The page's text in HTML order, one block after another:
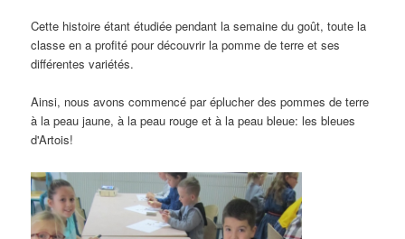
Cette histoire étant étudiée pendant la semaine du goût, toute la
classe en a profité pour découvrir la pomme de terre et ses
différentes variétés.
Ainsi, nous avons commencé par éplucher des pommes de terre
à la peau jaune, à la peau rouge et à la peau bleue: les bleues
d'Artois!